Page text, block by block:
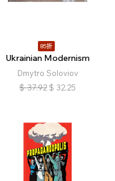
85折
Ukrainian Modernism
Dmytro Soloviov
$ 37.92 $ 32.25